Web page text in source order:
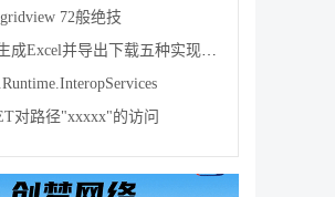
gridview 72般绝技
成Excel并导出下载五种实现方法
对路径"xxxxx"的访问